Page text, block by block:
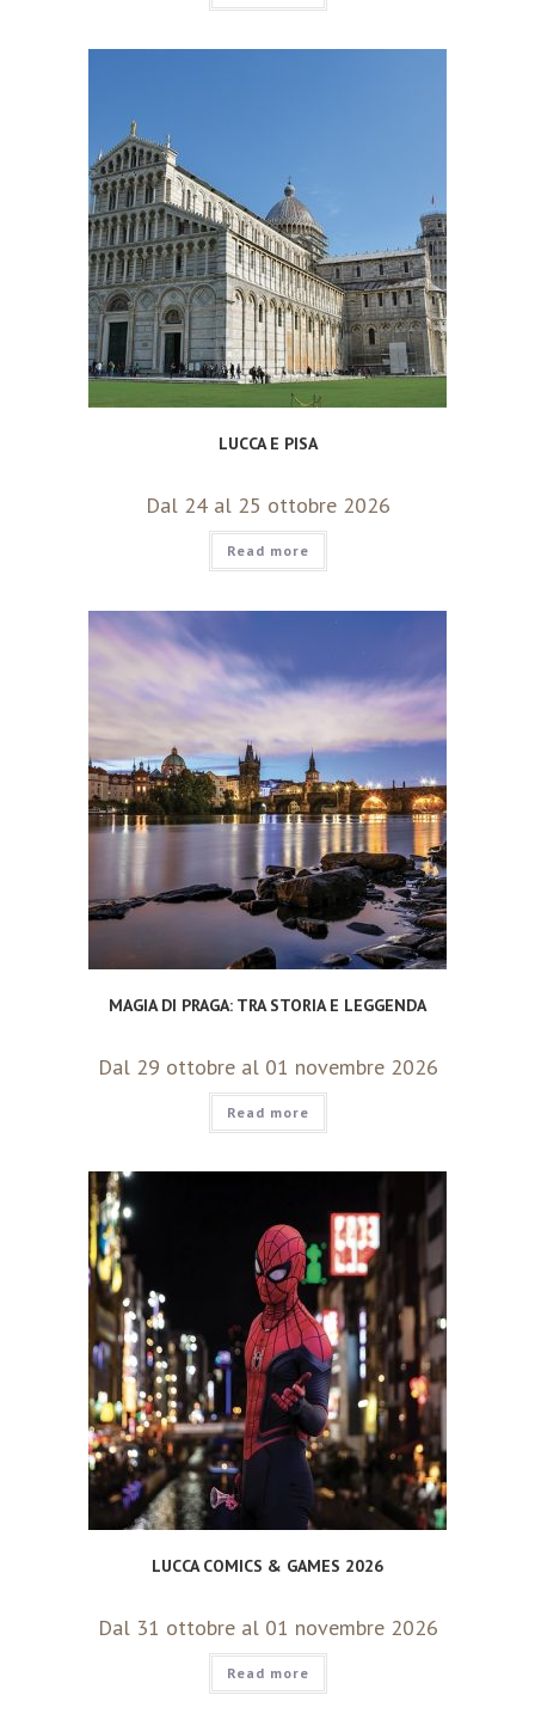
LUCCA E PISA
Dal 24 al 25 ottobre 2026
Read more
MAGIA DI PRAGA: TRA STORIA E LEGGENDA
Dal 29 ottobre al 01 novembre 2026
Read more
LUCCA COMICS & GAMES 2026
Dal 31 ottobre al 01 novembre 2026
Read more